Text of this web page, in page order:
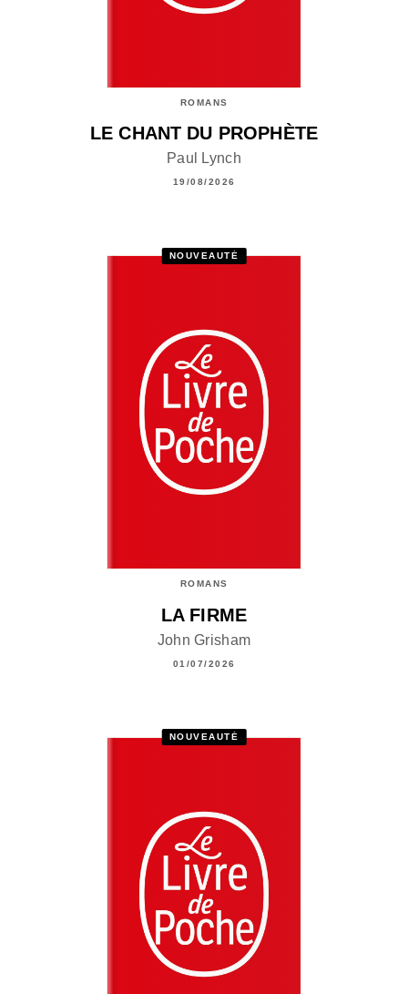
ROMANS
LE CHANT DU PROPHÈTE
Paul Lynch
19/08/2026
NOUVEAUTÉ
ROMANS
LA FIRME
John Grisham
01/07/2026
NOUVEAUTÉ